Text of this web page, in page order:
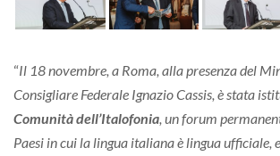
“Il 18 novembre, a Roma, alla presenza del
Consigliare Federale Ignazio Cassis, è stata
Comunità dell’Italofonia , un forum
Paesi in cui la lingua italiana è lingua ufficiale,